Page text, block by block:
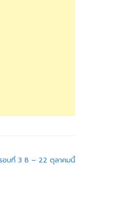
รอบที่ 3 8 – 22 ตุลาคมนี้